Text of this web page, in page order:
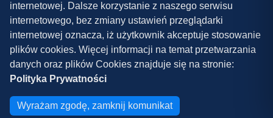
Polityka prywatności
Współpraca
Kontakt
internetowej. Dalsze korzystanie z naszego serwisu
internetowego, bez zmiany ustawień przeglądarki
internetowej oznacza, iż użytkownik akceptuje stosowanie
plików cookies. Więcej informacji na temat przetwarzania
danych oraz plików Cookies znajduje się na stronie:
Polityka Prywatności
Wyrażam zgodę, zamknij komunikat